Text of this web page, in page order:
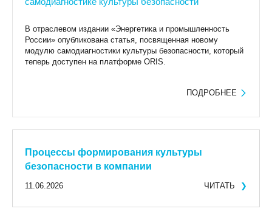
В отраслевом издании «Энергетика и промышленность
России» опубликована статья, посвященная новому
модулю самодиагностики культуры безопасности, который
теперь доступен на платформе ORIS.
ПОДРОБНЕЕ
Процессы формирования культуры
безопасности в компании
11.06.2026 ЧИТАТЬ ❯